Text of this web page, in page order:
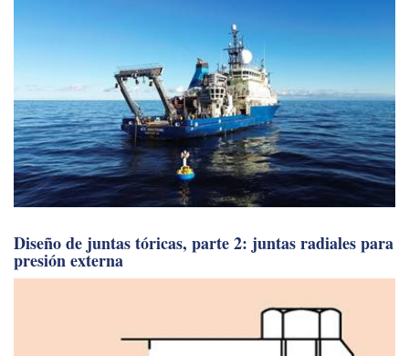
Diseño de juntas tóricas, parte 2: juntas radiales para
presión externa